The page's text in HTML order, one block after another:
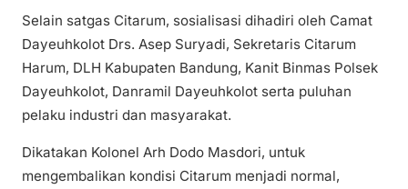
Selain satgas Citarum, sosialisasi dihadiri oleh Camat
Dayeuhkolot Drs. Asep Suryadi, Sekretaris Citarum
Harum, DLH Kabupaten Bandung, Kanit Binmas Polsek
Dayeuhkolot, Danramil Dayeuhkolot serta puluhan
pelaku industri dan masyarakat.
Dikatakan Kolonel Arh Dodo Masdori, untuk
mengembalikan kondisi Citarum menjadi normal,